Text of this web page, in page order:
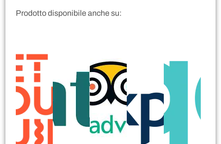
Prodotto disponibile anche su: